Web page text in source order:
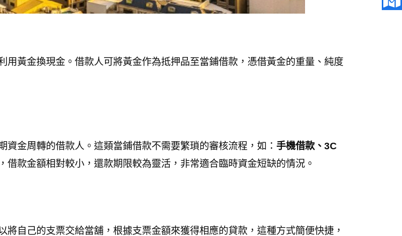
黃金換現金。借款人可將黃金作為抵押品至當鋪借款，憑借黃金的重量、純度
金周轉的借款人。這類當鋪借款不需要繁瑣的審核流程，如： 手機借款、3C
借款金額相對較小，還款期限較為靈活，非常適合臨時資金短缺的情況。
自己的支票交給當舖，根據支票金額來獲得相應的貸款，這種方式簡便快捷，